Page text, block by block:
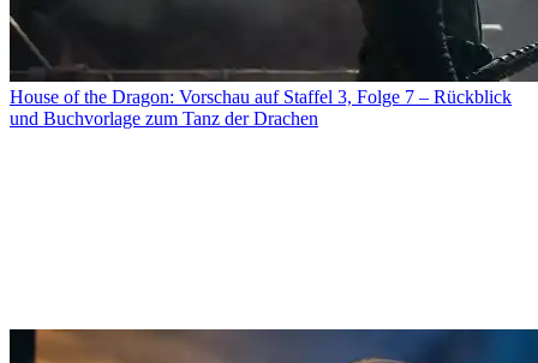
House of the Dragon: Vorschau auf Staffel 3, Folge 7 – Rückblick
und Buchvorlage zum Tanz der Drachen